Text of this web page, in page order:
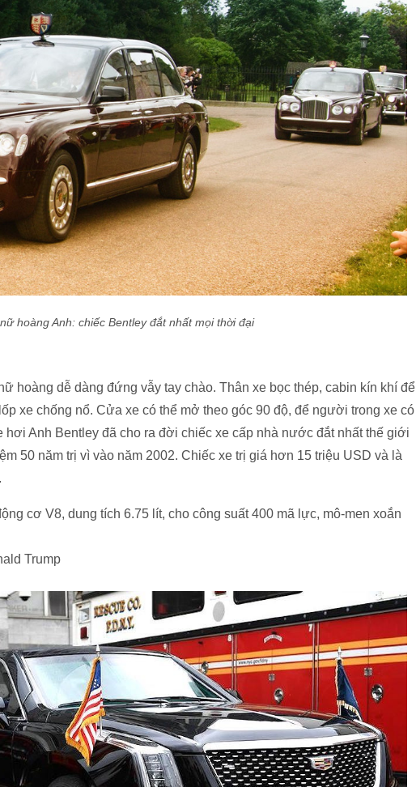
hoàng Anh: chiếc Bentley đắt nhất mọi thời đại
hoàng dễ dàng đứng vẫy tay chào. Thân xe bọc thép, cabin kín khí để
xe chống nổ. Cửa xe có thể mở theo góc 90 độ, để người trong xe có
hơi Anh Bentley đã cho ra đời chiếc xe cấp nhà nước đắt nhất thế giới
50 năm trị vì vào năm 2002. Chiếc xe trị giá hơn 15 triệu USD và là
cơ V8, dung tích 6.75 lít, cho công suất 400 mã lực, mô-men xoắn
Trump